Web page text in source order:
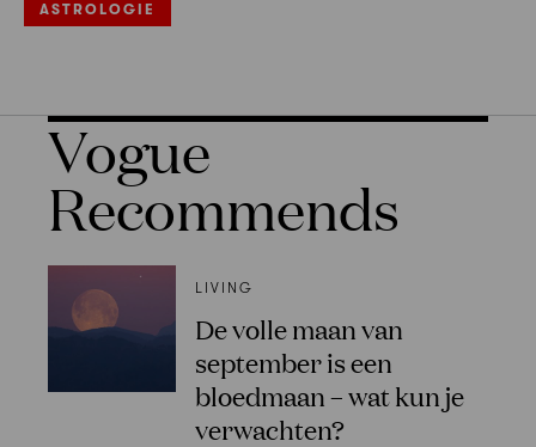
ASTROLOGIE
Vogue
Recommends
LIVING
De volle maan van
september is een
bloedmaan – wat kun je
verwachten?